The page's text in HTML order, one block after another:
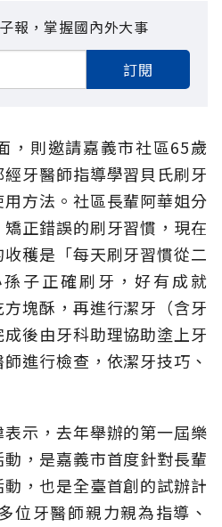
報，掌握國內外大事
訂閱
，則邀請嘉義市社區65歲
牙醫師指導學習貝氏刷牙
方法。社區長輩阿華姐分
正錯誤的刷牙習慣，現在
穫是「每天刷牙習慣從二
子正確刷牙，好有成就
塊酥，再進行潔牙（含牙
後由牙科助理協助塗上牙
進行檢查，依潔牙技巧、
示，去年舉辦的第一屆樂
，是嘉義市首度針對長輩
，也是全臺首創的試辦計
位牙醫師親力親為指導、